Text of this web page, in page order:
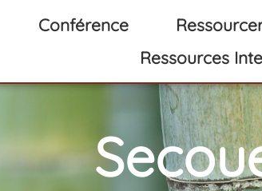
Conférence
Ressources